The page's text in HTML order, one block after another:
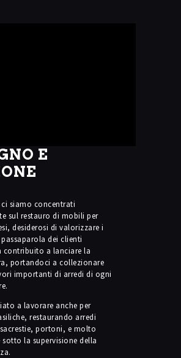
E
siamo concentrati
sul restauro di mobili per
desiderosi di valorizzare i
dei clienti
contribuito a lanciare la
portandoci a collezionare
importanti di arredi di ogni
a lavorare anche per
restaurando arredi
portoni, e molto
la supervisione della